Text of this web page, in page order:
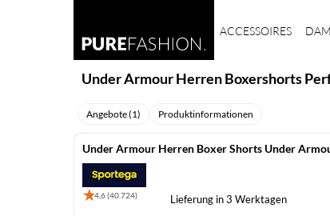
ACCESSOIRES
Under Armour Herren Boxershorts
Angebote (1) Produktinformationen
Under Armour Herren Boxer Shorts Under
4,6 (40.724)
Lieferung in 3 Werktagen